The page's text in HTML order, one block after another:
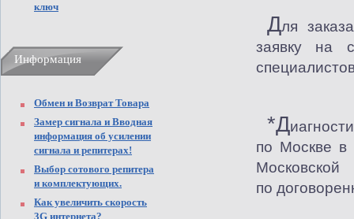
ключ
Информация
Обмен и Возврат Товара
Замер сигнала и Вводная
информация об усилении
сигнала и репитерах!
Выбор сотового репитера
и комплектующих.
Как увеличить скорость
3G интернета?
Для
заявку на
*Д
по Москве
по